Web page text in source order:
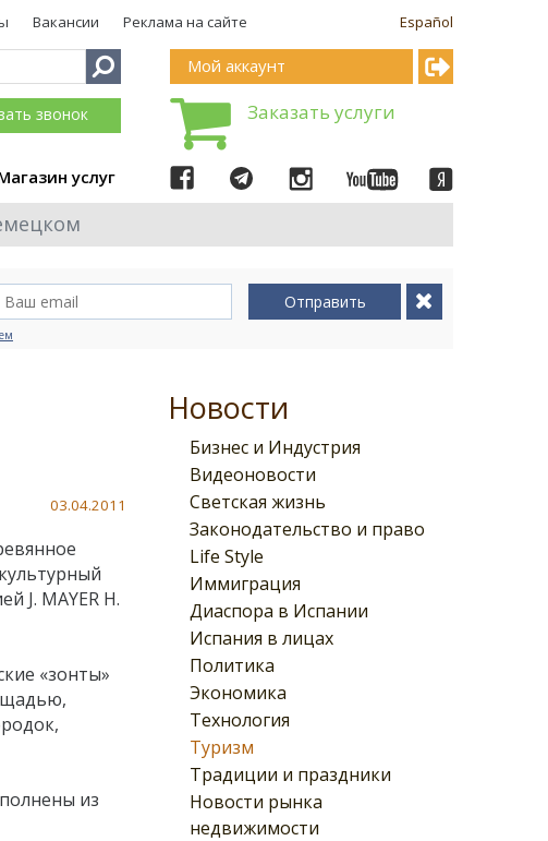
Español
Вакансии Реклама на сайте
звонок
услуг
Мой аккаунт
Заказать услуги
Отправить
Новости
Бизнес и Индустрия
Видеоновости
Светская жизнь
Законодательство и право
Life Style
Иммиграция
Диаспора в Испании
Испания в лицах
Политика
Экономика
Технология
Туризм
Традиции и праздники
Новости рынка
недвижимости
03.04.2011
J. MAYER H.
«зонты»
из